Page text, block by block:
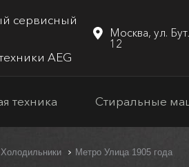
сервисный
AEG
Москва, ул.
12
техника Стиральные
Холодильники Метро Улица 1905 года